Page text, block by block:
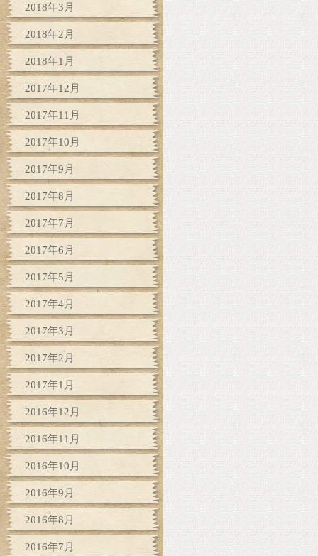
2018年3月
2018年2月
2018年1月
2017年12月
2017年11月
2017年10月
2017年9月
2017年8月
2017年7月
2017年6月
2017年5月
2017年4月
2017年3月
2017年2月
2017年1月
2016年12月
2016年11月
2016年10月
2016年9月
2016年8月
2016年7月